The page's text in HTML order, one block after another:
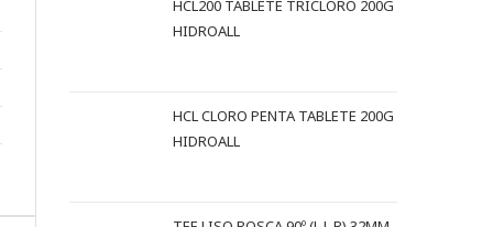
HCL200 TABLETE TRICLORO 200G
HIDROALL
HCL CLORO PENTA TABLETE 200G
HIDROALL